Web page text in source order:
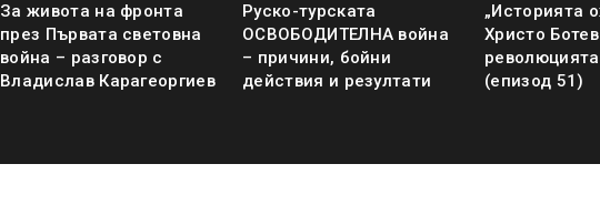
За живота на фронта
през Първата световна
война – разговор с
Владислав Карагеоргиев
Руско-турската
ОСВОБОДИТЕЛНА война
– причини, бойни
действия и резултати
„Историята
Христо
(епизод 51)